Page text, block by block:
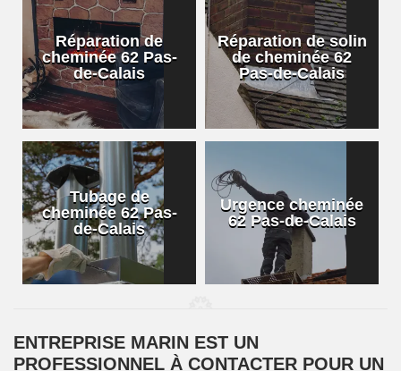
Réparation de
cheminée 62 Pas-
de-Calais
Réparation de solin
de cheminée 62
Pas-de-Calais
Tubage de
cheminée 62 Pas-
de-Calais
Urgence cheminée
62 Pas-de-Calais
ENTREPRISE MARIN EST UN
PROFESSIONNEL À CONTACTER POUR UN